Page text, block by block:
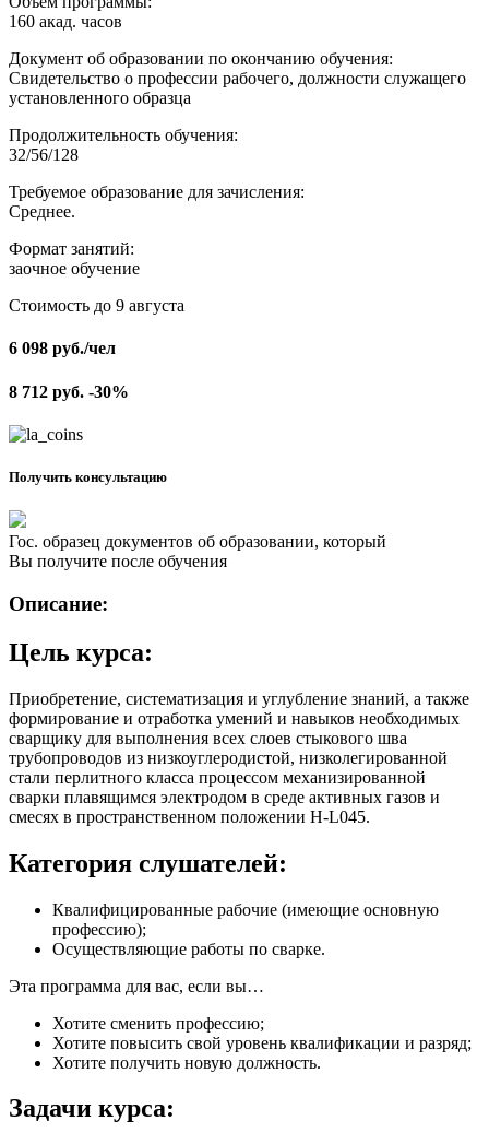
160 акад. часов
Документ об образовании по окончанию обучения:
Свидетельство о профессии рабочего, должности служащего
установленного образца
Продолжительность обучения:
32/56/128
Требуемое образование для зачисления:
Среднее.
Формат занятий:
заочное обучение
Стоимость до 9 августа
6 098 руб./чел
8 712 руб. -30%
Получить консультацию
Гос. образец документов об образовании, который
Вы получите после обучения
Описание:
Цель курса:
Приобретение, систематизация и углубление знаний, а также
формирование и отработка умений и навыков необходимых
сварщику для выполнения всех слоев стыкового шва
трубопроводов из низкоуглеродистой, низколегированной
стали перлитного класса процессом механизированной
сварки плавящимся электродом в среде активных газов и
смесях в пространственном положении Н-L045.
Категория слушателей:
Квалифицированные рабочие (имеющие основную
профессию);
Осуществляющие работы по сварке.
Эта программа для вас, если вы…
Хотите сменить профессию;
Хотите повысить свой уровень квалификации и разряд;
Хотите получить новую должность.
Задачи курса: